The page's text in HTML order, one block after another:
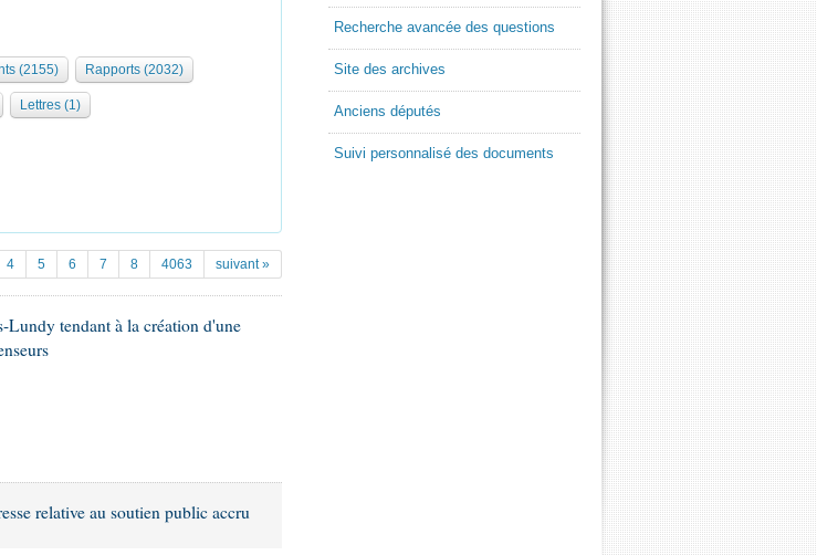
(2155) Rapports (2032)
Lettres (1)
4 5 6 7 8 4063 suivant »
tendant à la création d'une
relative au soutien public accru
Recherche avancée des questions
Site des archives
Anciens députés
Suivi personnalisé des documents